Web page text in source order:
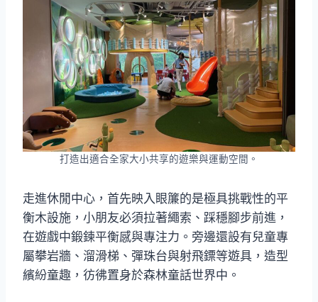
打造出適合全家大小共享的遊樂與運動空間。
走進休閒中心，首先映入眼簾的是極具挑戰性的平
衡木設施，小朋友必須拉著繩索、踩穩腳步前進，
在遊戲中鍛鍊平衡感與專注力。旁邊還設有兒童專
屬攀岩牆、溜滑梯、彈珠台與射飛鏢等遊具，造型
繽紛童趣，彷彿置身於森林童話世界中。